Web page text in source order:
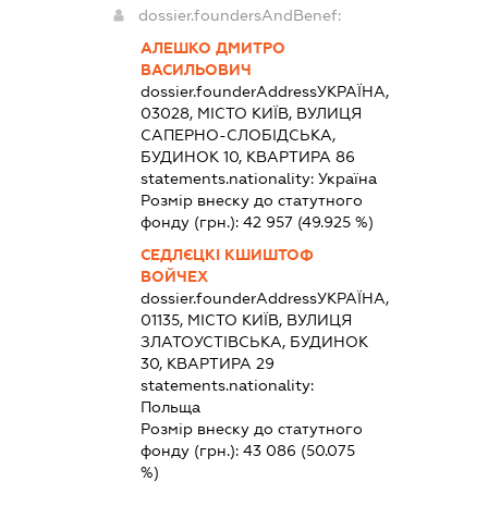
dossier.foundersAndBenef:
АЛЕШКО ДМИТРО
ВАСИЛЬОВИЧ
dossier.founderAddressУКРАЇНА,
03028, МІСТО КИЇВ, ВУЛИЦЯ
САПЕРНО-СЛОБІДСЬКА,
БУДИНОК 10, КВАРТИРА 86
statements.nationality:Україна
Розмір внеску до статутного
фонду (грн.):42 957 (49.925 %)
СЕДЛЄЦКІ КШИШТОФ
ВОЙЧЕХ
dossier.founderAddressУКРАЇНА,
01135, МІСТО КИЇВ, ВУЛИЦЯ
ЗЛАТОУСТІВСЬКА, БУДИНОК
30, КВАРТИРА 29
statements.nationality:
Польща
Розмір внеску до статутного
фонду (грн.):43 086 (50.075
%)